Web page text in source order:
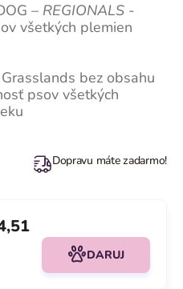
– REGIONALS -
všetkých plemien
bez obsahu
psov všetkých
Dopravu máte zadarmo!
DARUJ